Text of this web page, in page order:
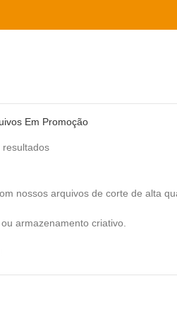
Em Promoção
resultados
nossos arquivos de corte de alta
armazenamento criativo.